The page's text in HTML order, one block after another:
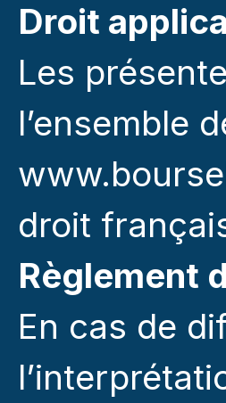
Droit
Les
l’ensemble
droit
Règlement
En cas de